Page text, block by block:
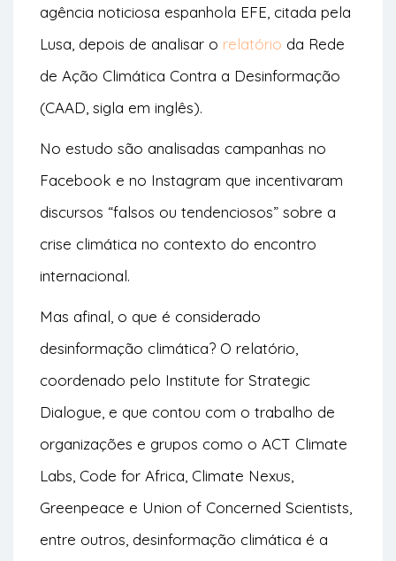
agência noticiosa espanhola EFE, citada pela
Lusa, depois de analisar o relatório da Rede
de Ação Climática Contra a Desinformação
(CAAD, sigla em inglês).
No estudo são analisadas campanhas no
Facebook e no Instagram que incentivaram
discursos “falsos ou tendenciosos” sobre a
crise climática no contexto do encontro
internacional.
Mas afinal, o que é considerado
desinformação climática? O relatório,
coordenado pelo Institute for Strategic
Dialogue, e que contou com o trabalho de
organizações e grupos como o ACT Climate
Labs, Code for Africa, Climate Nexus,
Greenpeace e Union of Concerned Scientists,
entre outros, desinformação climática é a